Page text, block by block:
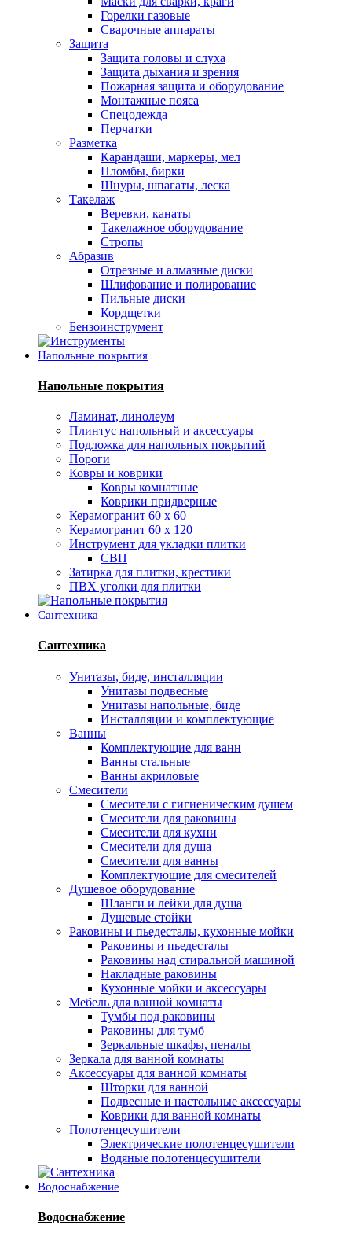
Горелки газовые
Сварочные аппараты
Защита
Защита головы и слуха
Защита дыхания и зрения
Пожарная защита и оборудование
Монтажные пояса
Спецодежда
Перчатки
Разметка
Карандаши, маркеры, мел
Пломбы, бирки
Шнуры, шпагаты, леска
Такелаж
Веревки, канаты
Такелажное оборудование
Стропы
Абразив
Отрезные и алмазные диски
Шлифование и полирование
Пильные диски
Кордщетки
Бензоинструмент
Напольные покрытия
Напольные покрытия
Ламинат, линолеум
Плинтус напольный и аксессуары
Подложка для напольных покрытий
Пороги
Ковры и коврики
Ковры комнатные
Коврики придверные
Керамогранит 60 х 60
Керамогранит 60 х 120
Инструмент для укладки плитки
СВП
Затирка для плитки, крестики
ПВХ уголки для плитки
Сантехника
Сантехника
Унитазы, биде, инсталляции
Унитазы подвесные
Унитазы напольные, биде
Инсталляции и комплектующие
Ванны
Комплектующие для ванн
Ванны стальные
Ванны акриловые
Смесители
Смесители с гигиеническим душем
Смесители для раковины
Смесители для кухни
Смесители для душа
Смесители для ванны
Комплектующие для смесителей
Душевое оборудование
Шланги и лейки для душа
Душевые стойки
Раковины и пьедесталы, кухонные мойки
Раковины и пьедесталы
Раковины над стиральной машиной
Накладные раковины
Кухонные мойки и аксессуары
Мебель для ванной комнаты
Тумбы под раковины
Раковины для тумб
Зеркальные шкафы, пеналы
Зеркала для ванной комнаты
Аксессуары для ванной комнаты
Шторки для ванной
Подвесные и настольные аксессуары
Коврики для ванной комнаты
Полотенцесушители
Электрические полотенцесушители
Водяные полотенцесушители
Водоснабжение
Водоснабжение